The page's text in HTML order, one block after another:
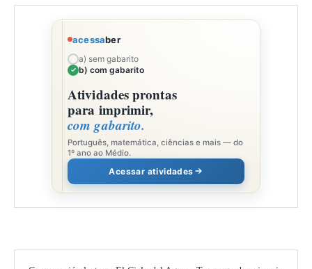
acessaber
a) sem gabarito
b) com gabarito
Atividades prontas
para imprimir,
com gabarito.
Português, matemática, ciências e mais — do
1º ano ao Médio.
Acessar atividades